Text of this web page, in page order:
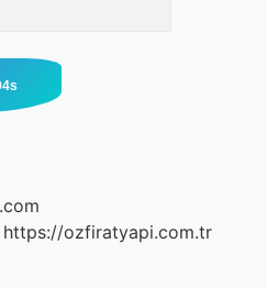
https://ozfiratyapi.com.tr